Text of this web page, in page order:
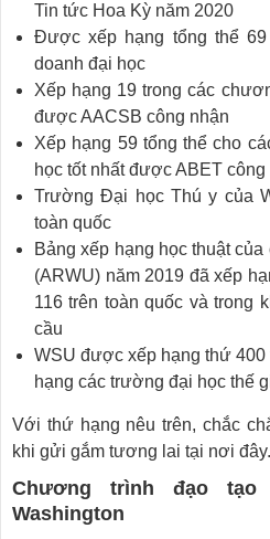
Tin tức Hoa Kỳ năm 2020
Được xếp hạng tổng thể
doanh đại học
Xếp hạng 19 trong các
được AACSB công nhận
Xếp hạng 59 tổng thể cho
học tốt nhất được ABET công
Trường Đại học Thú y của
toàn quốc
Bảng xếp hạng học thuật
(ARWU) năm 2019 đã xếp
116 trên toàn quốc và trong
cầu
WSU được xếp hạng thứ
hạng các trường đại học thế
Với thứ hạng nêu trên, chắc
khi gửi gắm tương lai tại nơi đây.
Chương trình đạo
Washington